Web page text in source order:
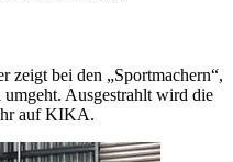
zeigt bei den „Sportmachern“,
Ausgestrahlt wird die
auf KIKA.